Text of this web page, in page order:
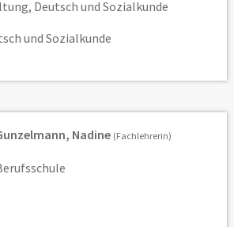
Deutsch und Sozialkunde
und Sozialkunde
Nadine (Fachlehrerin)